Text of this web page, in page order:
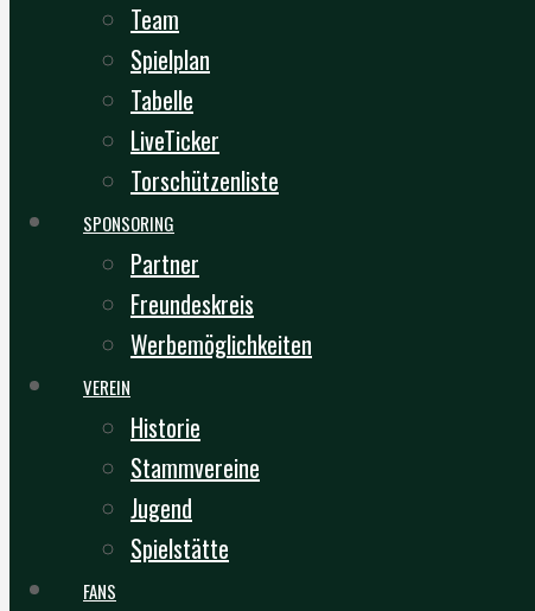
Team
Spielplan
Tabelle
LiveTicker
Torschützenliste
SPONSORING
Partner
Freundeskreis
Werbemöglichkeiten
VEREIN
Historie
Stammvereine
Jugend
Spielstätte
FANS